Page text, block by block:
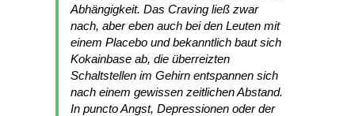
Abhängigkeit. Das Craving ließ zwar
nach, aber eben auch bei den Leuten mit
einem Placebo und bekanntlich baut sich
Kokainbase ab, die überreizten
Schaltstellen im Gehirn entspannen sich
nach einem gewissen zeitlichen Abstand.
In puncto Angst, Depressionen oder der